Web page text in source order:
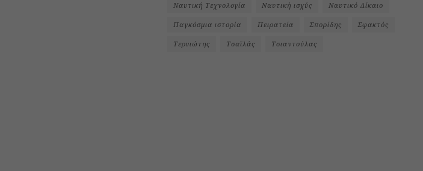
Ναυτική Τεχνολογία Ναυτική ισχύς Ναυτικό Δίκαιο
Παγκόσμια ιστορία Πειρατεία Σπορίδης Σφακτός
Τερνιώτης Τσαϊλάς Τσιαντούλας